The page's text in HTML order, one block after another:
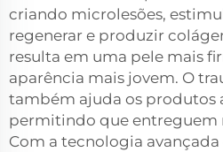
criando microlesões,
regenerar e produzir
resulta em uma pele mais
aparência mais jovem. O
também ajuda os produtos
permitindo que entreguem
Com a tecnologia avançada